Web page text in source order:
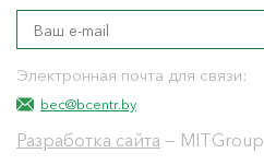
Электронная почта для связи:
bec@bcentr.by
Разработка сайта — MITGroup